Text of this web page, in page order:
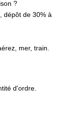
?
dépôt de 30% à
mer, train.
d'ordre.